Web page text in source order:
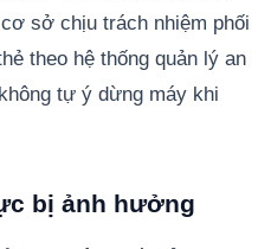
sở chịu trách nhiệm phối
theo hệ thống quản lý an
tự ý dừng máy khi
bị ảnh hưởng